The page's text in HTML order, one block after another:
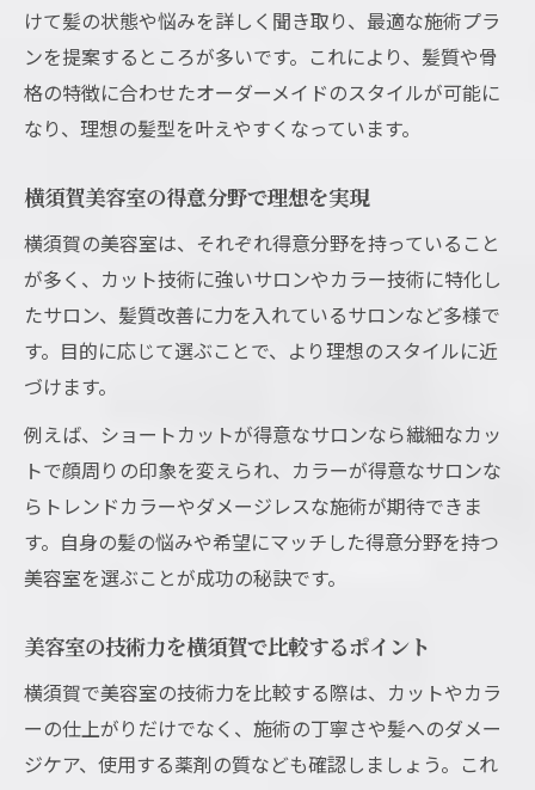
けて髪の状態や悩みを詳しく聞き取り、最適な施術プラ
ンを提案するところが多いです。これにより、髪質や骨
格の特徴に合わせたオーダーメイドのスタイルが可能に
なり、理想の髪型を叶えやすくなっています。
横須賀美容室の得意分野で理想を実現
横須賀の美容室は、それぞれ得意分野を持っていること
が多く、カット技術に強いサロンやカラー技術に特化し
たサロン、髪質改善に力を入れているサロンなど多様で
す。目的に応じて選ぶことで、より理想のスタイルに近
づけます。
例えば、ショートカットが得意なサロンなら繊細なカッ
トで顔周りの印象を変えられ、カラーが得意なサロンな
らトレンドカラーやダメージレスな施術が期待できま
す。自身の髪の悩みや希望にマッチした得意分野を持つ
美容室を選ぶことが成功の秘訣です。
美容室の技術力を横須賀で比較するポイント
横須賀で美容室の技術力を比較する際は、カットやカラ
ーの仕上がりだけでなく、施術の丁寧さや髪へのダメー
ジケア、使用する薬剤の質なども確認しましょう。これ